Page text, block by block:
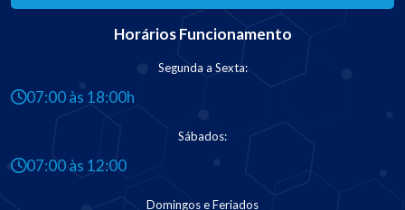
Horários Funcionamento
Segunda a Sexta:
07:00 às 18:00h
Sábados:
07:00 às 12:00
Domingos e Feriados